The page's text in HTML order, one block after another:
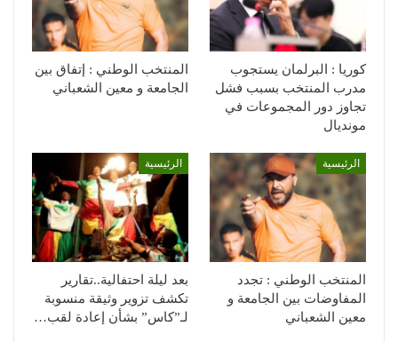
كوريا : البرلمان يستجوب
مدرب المنتخب بسبب فشل
تجاوز دور المجموعات في
مونديال
المنتخب الوطني : إتفاق بين
الجامعة و معين الشعباني
الرئيسية
المنتخب الوطني : تجدد
المفاوضات بين الجامعة و
معين الشعباني
الرئيسية
بعد ليلة احتفالية..تقارير
تكشف تزوير وثيقة منسوبة
لـ”كاس” بشأن إعادة لقب…